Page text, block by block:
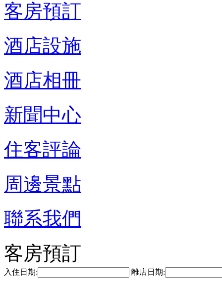
客房預訂
酒店設施
酒店相冊
新聞中心
住客評論
周邊景點
聯系我們
客房預訂
入住日期: 離店日期: